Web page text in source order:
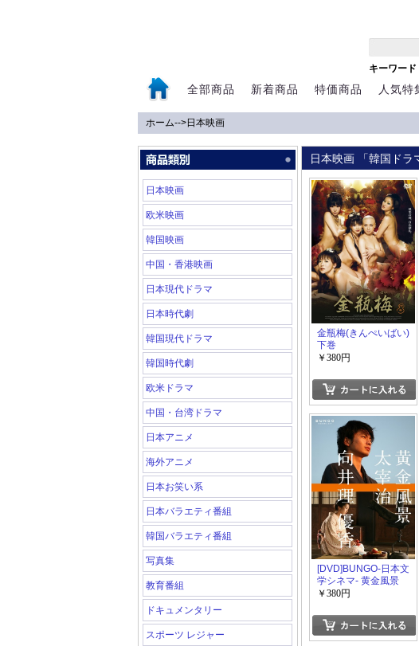
キーワード
全部商品 新着商品 特価商品 人気特
ホーム-->日本映画
日本映画
欧米映画
韓国映画
中国・香港映画
日本現代ドラマ
日本時代劇
韓国現代ドラマ
韓国時代劇
欧米ドラマ
中国・台湾ドラマ
日本アニメ
海外アニメ
日本お笑い系
日本バラエティ番組
韓国バラエティ番組
写真集
教育番組
ドキュメンタリー
スポーツ レジャー
日本映画 「韓国ドラ
金瓶梅(きんぺいばい)
下巻
￥380円
[DVD]BUNGO-日本文
学シネマ- 黄金風景
「邦画 DVD ラブスト
￥380円
0